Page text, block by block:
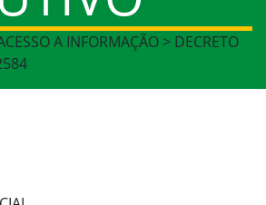
A INFORMAÇÃO > DECRETO